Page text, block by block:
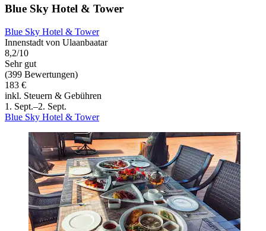
Blue Sky Hotel & Tower
Blue Sky Hotel & Tower
Innenstadt von Ulaanbaatar
8,2/10
Sehr gut
(399 Bewertungen)
183 €
inkl. Steuern & Gebühren
1. Sept.–2. Sept.
Blue Sky Hotel & Tower